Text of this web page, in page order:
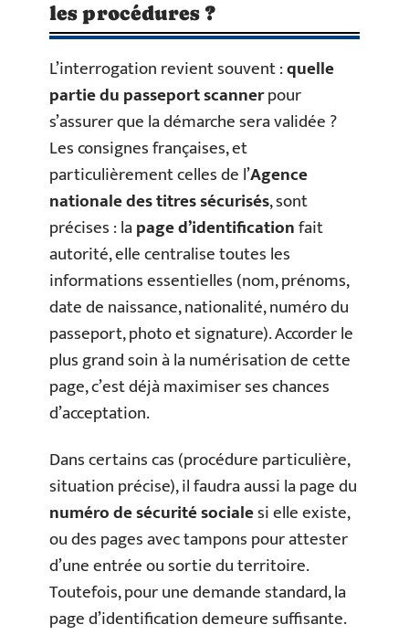
les procédures ?
L’interrogation revient souvent :quelle
partie du passeport scannerpour
s’assurer que la démarche sera validée ?
Les consignes françaises, et
particulièrement celles de l’Agence
nationale des titres sécurisés, sont
précises : lapage d’identificationfait
autorité, elle centralise toutes les
informations essentielles (nom, prénoms,
date de naissance, nationalité, numéro du
passeport, photo et signature). Accorder le
plus grand soin à la numérisation de cette
page, c’est déjà maximiser ses chances
d’acceptation.
Dans certains cas (procédure particulière,
situation précise), il faudra aussi la page du
numéro de sécurité socialesi elle existe,
ou des pages avec tampons pour attester
d’une entrée ou sortie du territoire.
Toutefois, pour une demande standard, la
page d’identification demeure suffisante.